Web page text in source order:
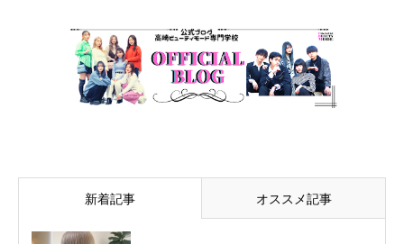
新着記事 オススメ記事